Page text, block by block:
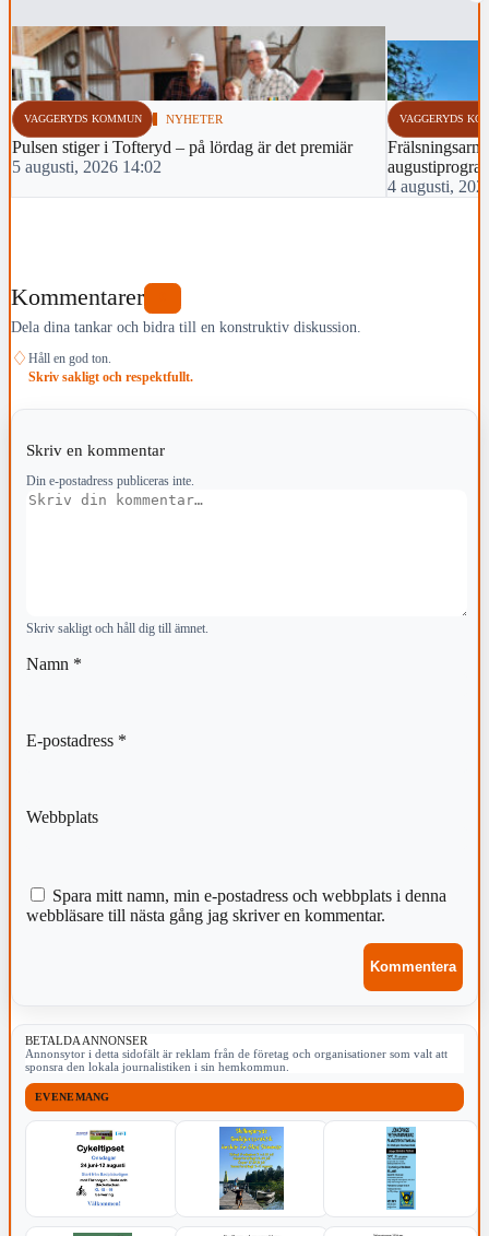
VAGGERYDS KOMMUN NYHETER
Pulsen stiger i Tofteryd – på lördag är det premiär
5 augusti, 2026 14:02
VAGGERYDS
4 augusti,
Kommentarer
Dela dina tankar och bidra till en konstruktiv diskussion.
♢ Håll en god ton.
Skriv sakligt och respektfullt.
Skriv en kommentar
Din e-postadress publiceras inte.
Kommentar
Skriv sakligt och håll dig till ämnet.
Namn *
E-postadress *
Webbplats
Spara mitt namn, min e-postadress och webbplats i denna
webbläsare till nästa gång jag skriver en kommentar.
BETALDA ANNONSER
Annonsytor i detta sidofält är reklam från de företag och organisationer som valt att
sponsra den lokala journalistiken i sin hemkommun.
EVENEMANG